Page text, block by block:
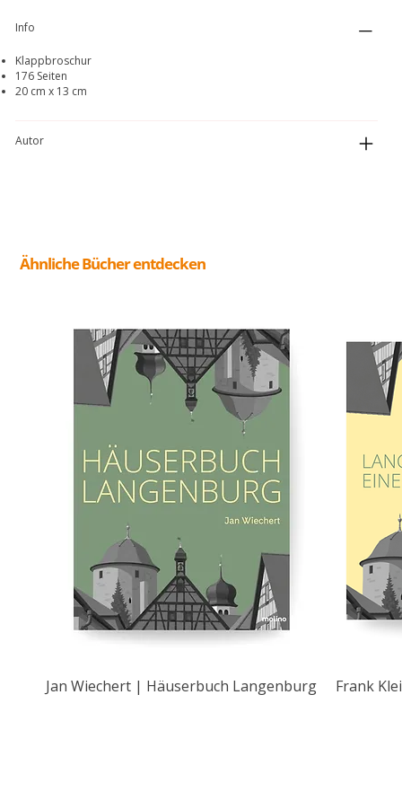
Info
Klappbroschur
176 Seiten
20 cm x 13 cm
Autor
Ähnliche Bücher entdecken
Jan Wiechert | Häuserbuch Langenburg Frank